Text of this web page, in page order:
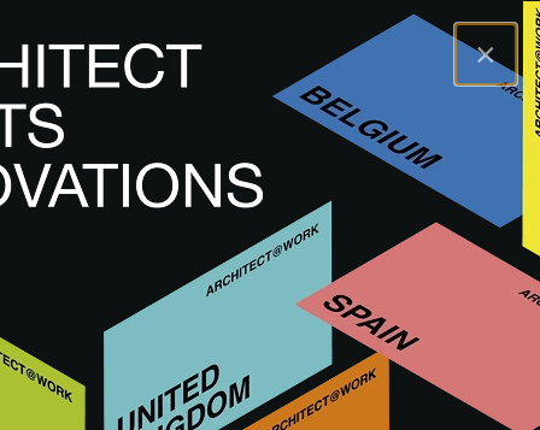
×
A@WX Marques ERCO